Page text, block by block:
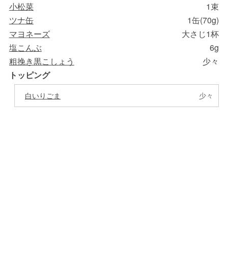
小松菜
1束
ツナ缶
1缶(70g)
マヨネーズ
大さじ1杯
塩こんぶ
6g
粗挽き黒こしょう
少々
トッピング
白いりごま 少々